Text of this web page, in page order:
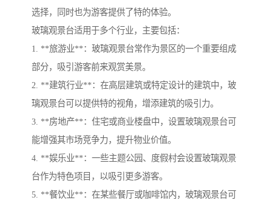
选择，同时也为游客提供了特的体验。
玻璃观景台适用于多个行业，主要包括：
1. **旅游业**：玻璃观景台常作为景区的一个重要组成
部分，吸引游客前来观赏美景。
2. **建筑行业**：在高层建筑或特定设计的建筑中，玻
璃观景台可以提供特的视角，增添建筑的吸引力。
3. **房地产**：住宅或商业楼盘中，设置玻璃观景台可
能增强其市场竞争力，提升物业价值。
4. **娱乐业**：一些主题公园、度假村会设置玻璃观景
台作为特色项目，以吸引更多游客。
5. **餐饮业**：在某些餐厅或咖啡馆内，玻璃观景台可